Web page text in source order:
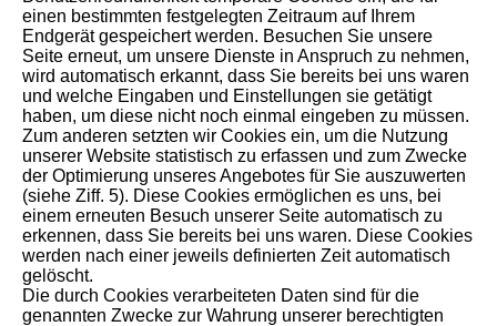
einen bestimmten festgelegten Zeitraum auf Ihrem
Endgerät gespeichert werden. Besuchen Sie unsere
Seite erneut, um unsere Dienste in Anspruch zu nehmen,
wird automatisch erkannt, dass Sie bereits bei uns waren
und welche Eingaben und Einstellungen sie getätigt
haben, um diese nicht noch einmal eingeben zu müssen.
Zum anderen setzten wir Cookies ein, um die Nutzung
unserer Website statistisch zu erfassen und zum Zwecke
der Optimierung unseres Angebotes für Sie auszuwerten
(siehe Ziff. 5). Diese Cookies ermöglichen es uns, bei
einem erneuten Besuch unserer Seite automatisch zu
erkennen, dass Sie bereits bei uns waren. Diese Cookies
werden nach einer jeweils definierten Zeit automatisch
gelöscht.
Die durch Cookies verarbeiteten Daten sind für die
genannten Zwecke zur Wahrung unserer berechtigten